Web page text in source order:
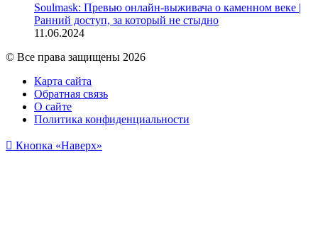
Soulmask: Превью онлайн-выживача о каменном веке |
Ранний доступ, за который не стыдно
11.06.2024
© Все права защищены 2026
Карта сайта
Обратная связь
О сайте
Политика конфиденциальности
Кнопка «Наверх»